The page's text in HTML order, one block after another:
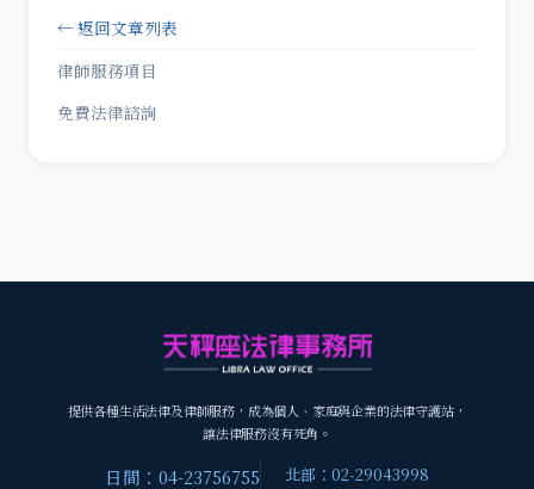
← 返回文章列表
律師服務項目
免費法律諮詢
提供各種生活法律及律師服務，成為個人、家庭與企業的法律守護站，
讓法律服務沒有死角。
日間：04-23756755 北部：02-29043998